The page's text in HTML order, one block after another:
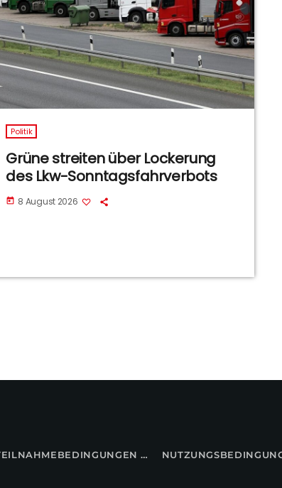
Politik
Grüne streiten über Lockerung
des Lkw-Sonntagsfahrverbots
today 8 August 2026
TEILNAHMEBEDINGUNGEN FÜR GEWINNSPIELE